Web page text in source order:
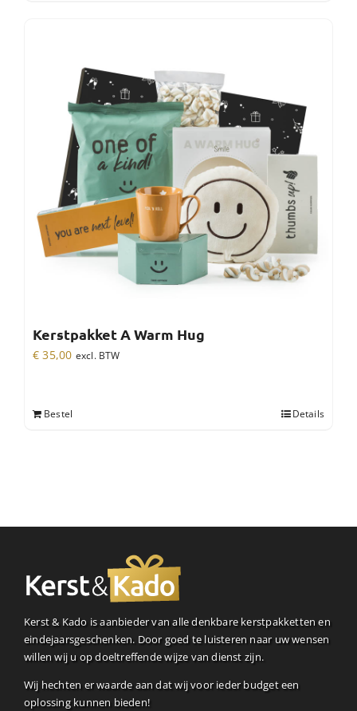
Kerstpakket A Warm Hug
€ 35,00 excl. BTW
Bestel Details
Kerst & Kado is aanbieder van alle denkbare kerstpakketten en
eindejaarsgeschenken. Door goed te luisteren naar uw wensen
willen wij u op doeltreffende wijze van dienst zijn.
Wij hechten er waarde aan dat wij voor ieder budget een
oplossing kunnen bieden!